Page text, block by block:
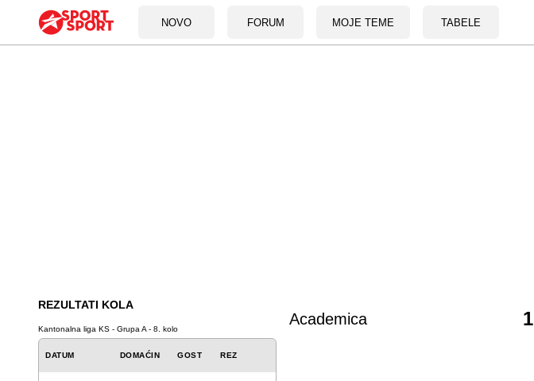
NOVO FORUM MOJE TEME TABELE
REZULTATI KOLA
Kantonalna liga KS - Grupa A - 8. kolo
DATUM DOMAĆIN GOST REZ
Academica 1